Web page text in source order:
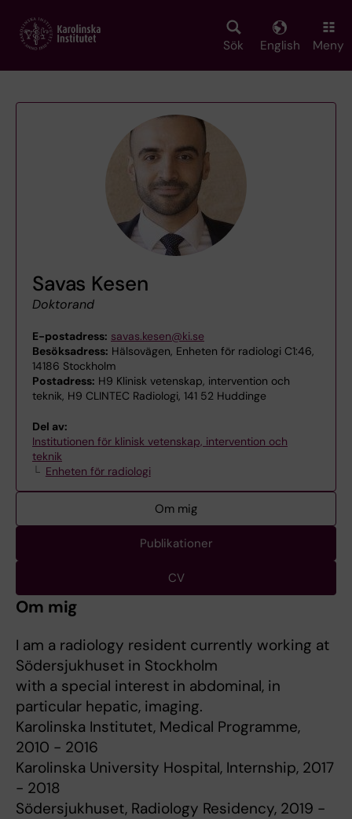
main
Sök English Meny
Savas Kesen
Doktorand
E-postadress: savas.kesen@ki.se
Besöksadress: Hälsovägen, Enheten för radiologi C1:46,
14186 Stockholm
Postadress: H9 Klinisk vetenskap, intervention och
teknik, H9 CLINTEC Radiologi, 141 52 Huddinge
Del av:
Institutionen för klinisk vetenskap, intervention och
teknik
Enheten för radiologi
Om mig
Publikationer
CV
Om mig
I am a radiology resident currently working at
Södersjukhuset in Stockholm
with a special interest in abdominal, in
particular hepatic, imaging.
Karolinska Institutet, Medical Programme,
2010 - 2016
Karolinska University Hospital, Internship, 2017
- 2018
Södersjukhuset, Radiology Residency, 2019 -